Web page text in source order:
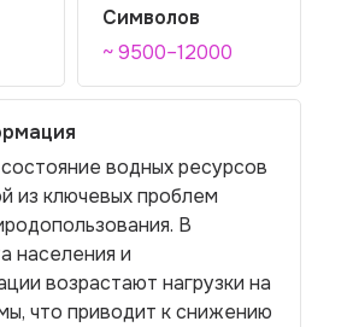
Символов
~ 9500–12000
водных ресурсов
из ключевых проблем
В
населения и
возрастают нагрузки на
что приводит к снижению